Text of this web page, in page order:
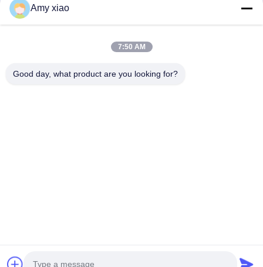
Amy xiao
7:50 AM
Good day, what product are you looking for?